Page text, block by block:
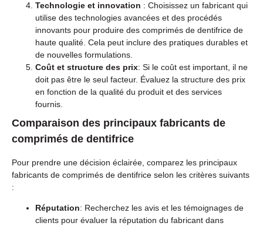
Technologie et innovation : Choisissez un fabricant qui
utilise des technologies avancées et des procédés
innovants pour produire des comprimés de dentifrice de
haute qualité. Cela peut inclure des pratiques durables et
de nouvelles formulations.
Coût et structure des prix: Si le coût est important, il ne
doit pas être le seul facteur. Évaluez la structure des prix
en fonction de la qualité du produit et des services
fournis.
Comparaison des principaux fabricants de
comprimés de dentifrice
Pour prendre une décision éclairée, comparez les principaux
fabricants de comprimés de dentifrice selon les critères suivants
:
Réputation: Recherchez les avis et les témoignages de
clients pour évaluer la réputation du fabricant dans